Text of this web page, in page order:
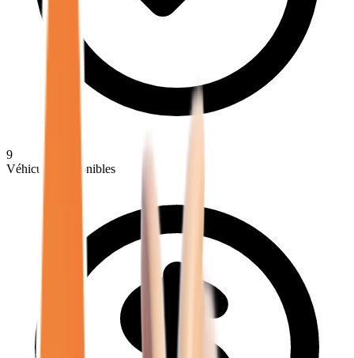
9
Véhicules disponibles